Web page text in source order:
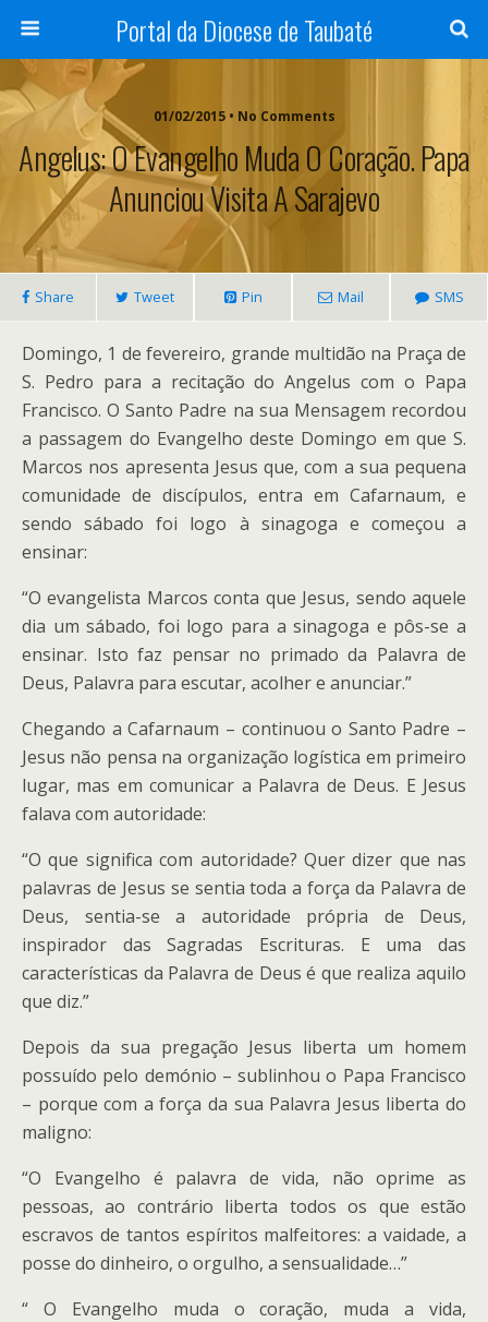
Portal da Diocese de Taubaté
01/02/2015 • No Comments
Angelus: O Evangelho Muda O Coração. Papa
Anunciou Visita A Sarajevo
Share Tweet Pin Mail SMS
Domingo, 1 de fevereiro, grande multidão na Praça de
S. Pedro para a recitação do Angelus com o Papa
Francisco. O Santo Padre na sua Mensagem recordou
a passagem do Evangelho deste Domingo em que S.
Marcos nos apresenta Jesus que, com a sua pequena
comunidade de discípulos, entra em Cafarnaum, e
sendo sábado foi logo à sinagoga e começou a
ensinar:
“O evangelista Marcos conta que Jesus, sendo aquele
dia um sábado, foi logo para a sinagoga e pôs-se a
ensinar. Isto faz pensar no primado da Palavra de
Deus, Palavra para escutar, acolher e anunciar.”
Chegando a Cafarnaum – continuou o Santo Padre –
Jesus não pensa na organização logística em primeiro
lugar, mas em comunicar a Palavra de Deus. E Jesus
falava com autoridade:
“O que significa com autoridade? Quer dizer que nas
palavras de Jesus se sentia toda a força da Palavra de
Deus, sentia-se a autoridade própria de Deus,
inspirador das Sagradas Escrituras. E uma das
características da Palavra de Deus é que realiza aquilo
que diz.”
Depois da sua pregação Jesus liberta um homem
possuído pelo demónio – sublinhou o Papa Francisco
– porque com a força da sua Palavra Jesus liberta do
maligno:
“O Evangelho é palavra de vida, não oprime as
pessoas, ao contrário liberta todos os que estão
escravos de tantos espíritos malfeitores: a vaidade, a
posse do dinheiro, o orgulho, a sensualidade…”
“ O Evangelho muda o coração, muda a vida,